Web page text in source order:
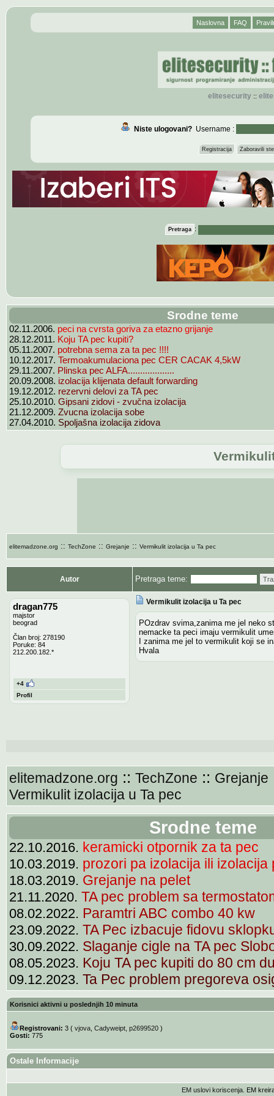
Naslovna FAQ
elitesecurity::
Niste ulogovani?Username :
Registracija Zaboravili
Pretraga :
Srodne teme
02.11.2006. peci na cvrsta goriva za etazno grijanje
28.12.2011. Koju TA pec kupiti?
05.11.2007. potrebna sema za ta pec !!!!
10.12.2017. Termoakumulaciona pec CER CACAK 4,5kW
29.11.2007. Plinska pec ALFA...................
20.09.2008. izolacija klijenata default forwarding
19.12.2012. rezervni delovi za TA pec
25.10.2010. Gipsani zidovi - zvučna izolacija
21.12.2009. Zvucna izolacija sobe
27.04.2010. Spoljašna izolacija zidova
elitemadzone.org :: TechZone :: Grejanje :: Vermikulit izolacija u Ta pec
Autor Pretraga teme:
dragan775
majstor
beograd
Član broj: 278190
Poruke: 84
212.200.182.*
+4
Profil
Vermikulit izolacija u Ta pec
POzdrav svima,zanima me jel neko
nemacke ta peci imaju vermikulit
I zanima me jel to vermikulit koji se
Hvala
elitemadzone.org :: TechZone :: Grejanje
Vermikulit izolacija u Ta pec
Srodne teme
22.10.2016. keramicki otpornik za ta pec
10.03.2019. prozori pa izolacija ili izolacija
18.03.2019. Grejanje na pelet
21.11.2020. TA pec problem sa
08.02.2022. Paramtri ABC combo 40 kw
23.09.2022. TA Pec izbacuje fidovu
30.09.2022. Slaganje cigle na TA pec
08.05.2023. Koju TA pec kupiti do 80 cm
09.12.2023. Ta Pec problem pregoreva
Korisnici aktivni u poslednjih 10 minuta
Registrovani: 3 ( vjova, Cadyweipt, p2699520)
Gosti: 775
Ostale Informacije
EM uslovi koriscenja . EM